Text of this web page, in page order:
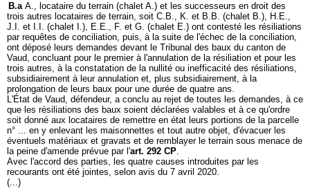
B.a A., locataire du terrain (chalet A.) et les successeurs en droit des
trois autres locataires de terrain, soit C.B., K. et B.B. (chalet B.), H.E.,
J.I. et I.I. (chalet I.), E.E., F. et G. (chalet E.) ont contesté les résiliations
par requêtes de conciliation, puis, à la suite de l'échec de la conciliation,
ont déposé leurs demandes devant le Tribunal des baux du canton de
Vaud, concluant pour le premier à l'annulation de la résiliation et pour les
trois autres, à la constatation de la nullité ou inefficacité des résiliations,
subsidiairement à leur annulation et, plus subsidiairement, à la
prolongation de leurs baux pour une durée de quatre ans.
L'État de Vaud, défendeur, a conclu au rejet de toutes les demandes, à ce
que les résiliations des baux soient déclarées valables et à ce qu'ordre
soit donné aux locataires de remettre en état leurs portions de la parcelle
n° ... en y enlevant les maisonnettes et tout autre objet, d'évacuer les
éventuels matériaux et gravats et de remblayer le terrain sous menace de
la peine d'amende prévue par l'art. 292 CP.
Avec l'accord des parties, les quatre causes introduites par les
recourants ont été jointes, selon avis du 7 avril 2020.
(...)